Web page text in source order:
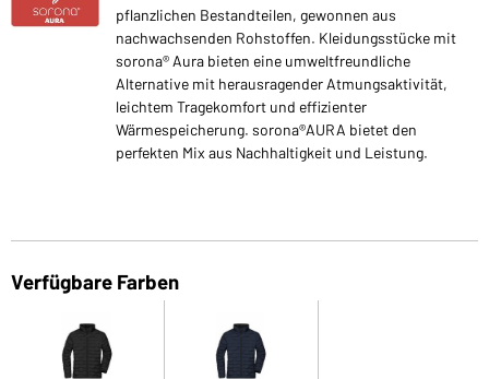
pflanzlichen Bestandteilen, gewonnen aus
nachwachsenden Rohstoffen. Kleidungsstücke mit
sorona® Aura bieten eine umweltfreundliche
Alternative mit herausragender Atmungsaktivität,
leichtem Tragekomfort und effizienter
Wärmespeicherung. sorona®AURA bietet den
perfekten Mix aus Nachhaltigkeit und Leistung.
Verfügbare Farben